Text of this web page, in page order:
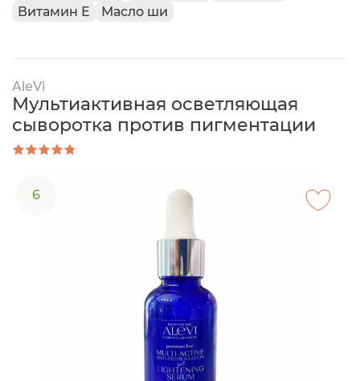
Витамин Е
Масло ши
AleVi
Мультиактивная осветляющая
сыворотка против пигментации
6